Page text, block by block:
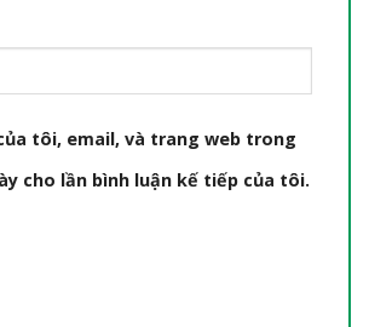
tôi, email, và trang web trong
cho lần bình luận kế tiếp của tôi.